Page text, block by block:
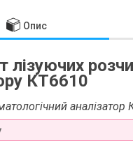
Опис
лізуючих
КТ6610